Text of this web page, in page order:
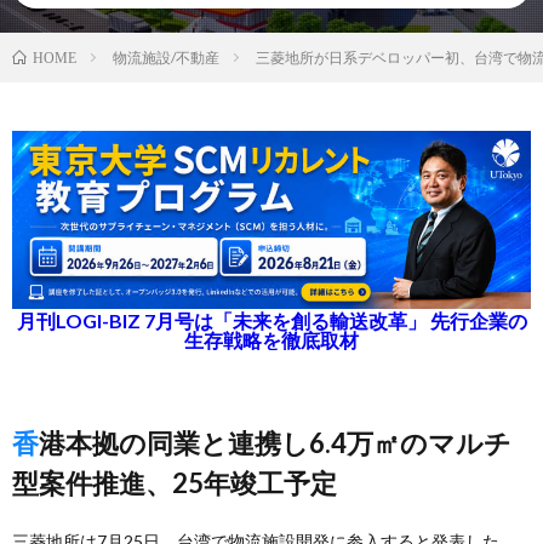
HOME 物流施設/不動産 三菱地所が日系デベロッパー初、台湾で物
月刊LOGI-BIZ 7月号は「未来を創る輸送改革」 先行企業の
生存戦略を徹底取材
香港本拠の同業と連携し6.4万㎡のマルチ
型案件推進、25年竣工予定